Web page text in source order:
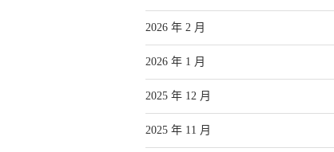
2026 年 2 月
2026 年 1 月
2025 年 12 月
2025 年 11 月